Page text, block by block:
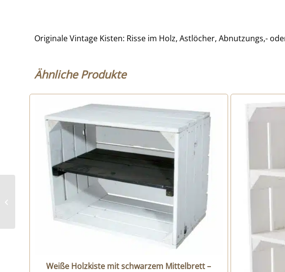
Originale Vintage Kisten: Risse im Holz, Astlöcher, Abnutzungs,-
Ähnliche Produkte
Weiße Holzkiste mit schwarzem Mittelbrett –
4er Set Holzkisten –
Ikea Kallax Kisten